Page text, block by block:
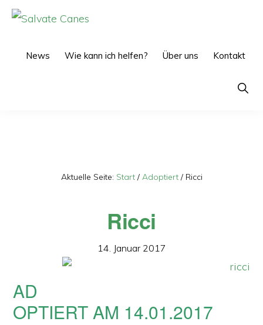
Zur
Zum
News Wie kann ich helfen? Über uns Kontakt
Show
Aktuelle Seite: Start / Adoptiert /Ricci
Ricci
14. Januar 2017
AD
OPTIERT AM 14.01.2017